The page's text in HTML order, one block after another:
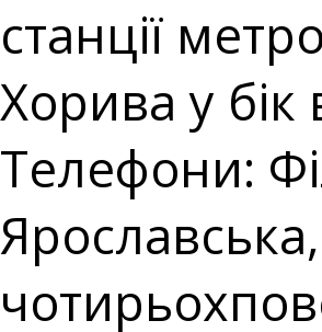
станції
Хорива у бік
Телефони: